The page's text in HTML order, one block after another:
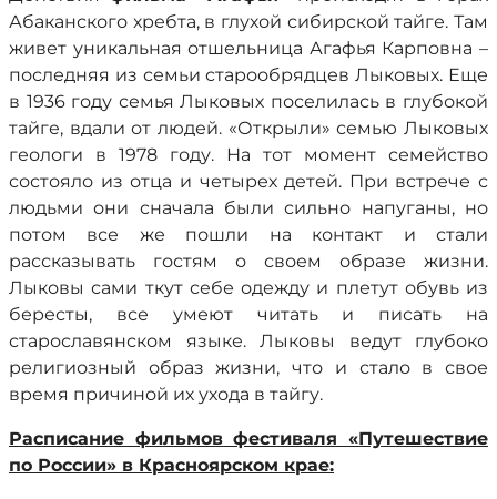
Абаканского хребта, в глухой сибирской тайге. Там
живет уникальная отшельница Агафья Карповна –
последняя из семьи старообрядцев Лыковых. Еще
в 1936 году семья Лыковых поселилась в глубокой
тайге, вдали от людей. «Открыли» семью Лыковых
геологи в 1978 году. На тот момент семейство
состояло из отца и четырех детей. При встрече с
людьми они сначала были сильно напуганы, но
потом все же пошли на контакт и стали
рассказывать гостям о своем образе жизни.
Лыковы сами ткут себе одежду и плетут обувь из
бересты, все умеют читать и писать на
старославянском языке. Лыковы ведут глубоко
религиозный образ жизни, что и стало в свое
время причиной их ухода в тайгу.
Расписание фильмов фестиваля «Путешествие
по России» в Красноярском крае: